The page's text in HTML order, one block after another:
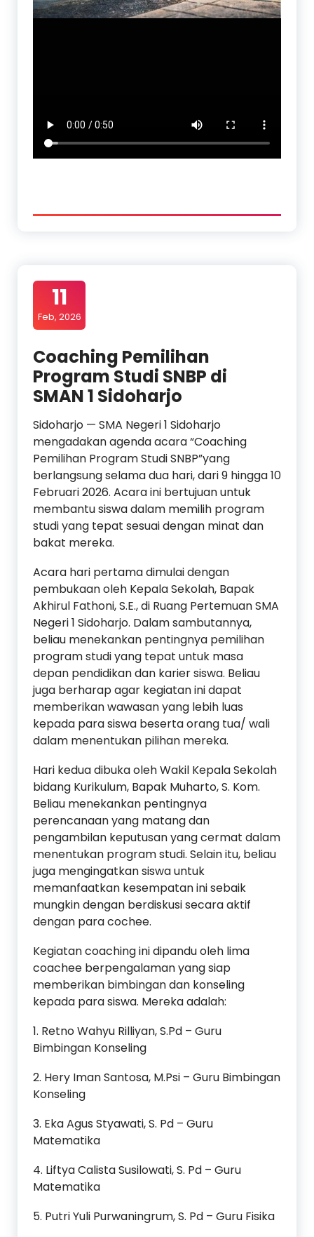
11
Feb, 2026
Coaching Pemilihan
Program Studi SNBP di
SMAN 1 Sidoharjo
Sidoharjo — SMA Negeri 1 Sidoharjo
mengadakan agenda acara “Coaching
Pemilihan Program Studi SNBP”yang
berlangsung selama dua hari, dari 9 hingga 10
Februari 2026. Acara ini bertujuan untuk
membantu siswa dalam memilih program
studi yang tepat sesuai dengan minat dan
bakat mereka.
Acara hari pertama dimulai dengan
pembukaan oleh Kepala Sekolah, Bapak
Akhirul Fathoni, S.E., di Ruang Pertemuan SMA
Negeri 1 Sidoharjo. Dalam sambutannya,
beliau menekankan pentingnya pemilihan
program studi yang tepat untuk masa
depan pendidikan dan karier siswa. Beliau
juga berharap agar kegiatan ini dapat
memberikan wawasan yang lebih luas
kepada para siswa beserta orang tua/ wali
dalam menentukan pilihan mereka.
Hari kedua dibuka oleh Wakil Kepala Sekolah
bidang Kurikulum, Bapak Muharto, S. Kom.
Beliau menekankan pentingnya
perencanaan yang matang dan
pengambilan keputusan yang cermat dalam
menentukan program studi. Selain itu, beliau
juga mengingatkan siswa untuk
memanfaatkan kesempatan ini sebaik
mungkin dengan berdiskusi secara aktif
dengan para cochee.
Kegiatan coaching ini dipandu oleh lima
coachee berpengalaman yang siap
memberikan bimbingan dan konseling
kepada para siswa. Mereka adalah:
1. Retno Wahyu Rilliyan, S.Pd – Guru
Bimbingan Konseling
2. Hery Iman Santosa, M.Psi – Guru Bimbingan
Konseling
3. Eka Agus Styawati, S. Pd – Guru
Matematika
4. Liftya Calista Susilowati, S. Pd – Guru
Matematika
5. Putri Yuli Purwaningrum, S. Pd – Guru Fisika